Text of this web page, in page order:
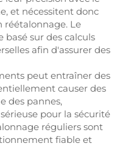
et nécessitent donc
Le
basé sur des calculs
afin d'assurer des
peut entraîner des
causer des
des pannes,
pour la sécurité
réguliers sont
fiable et